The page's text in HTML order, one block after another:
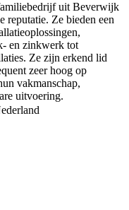
uit Beverwijk
reputatie. Ze bieden een
en zinkwerk tot
Ze zijn erkend lid
zeer hoog op
vakmanschap,
uitvoering.